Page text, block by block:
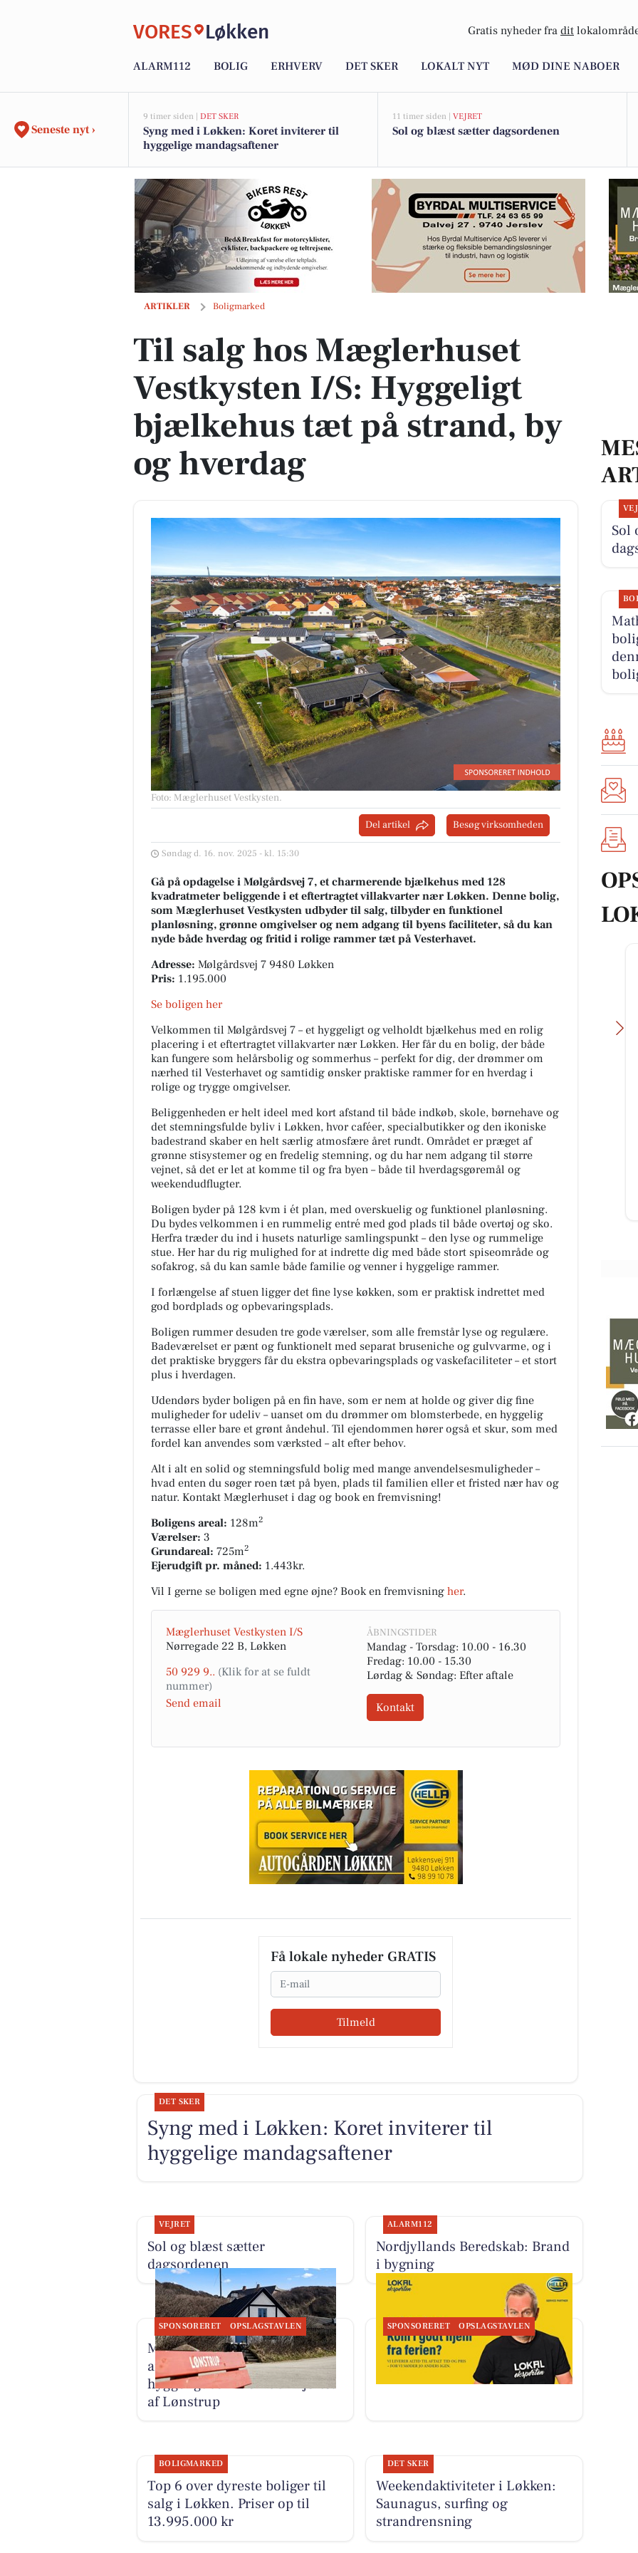
VORES Løkken Gratis nyheder fra dit
ALARM112 BOLIG ERHVERV DET SKER LOKALT NYT MØD DINE NABOER
Seneste nyt ›
9 timer siden | DET SKER
Syng med i Løkken: Koret inviterer til
hyggelige mandagsaftener
11 timer siden | VEJRET
Sol og blæst sætter dagsordenen
ARTIKLER Boligmarked
Til salg hos Mæglerhuset Vestkysten I/S: Hyggeligt bjælkehus tæt på strand, by og hverdag
Til salg hos Mæglerhuset
Vestkysten I/S: Hyggeligt
bjælkehus tæt på strand, by
og hverdag
Foto: Mæglerhuset Vestkysten.
Del artikel Besøg virksomheden
Søndag d. 16. nov. 2025 - kl. 15:30
Gå på opdagelse i Mølgårdsvej 7, et charmerende bjælkehus med 128
kvadratmeter beliggende i et eftertragtet villakvarter nær Løkken. Denne bolig,
som Mæglerhuset Vestkysten udbyder til salg, tilbyder en funktionel
planløsning, grønne omgivelser og nem adgang til byens faciliteter, så du kan
nyde både hverdag og fritid i rolige rammer tæt på Vesterhavet.
Adresse: Mølgårdsvej 7 9480 Løkken
Pris: 1.195.000
Se boligen her
Velkommen til Mølgårdsvej 7 – et hyggeligt og velholdt bjælkehus med en rolig
placering i et eftertragtet villakvarter nær Løkken. Her får du en bolig, der både
kan fungere som helårsbolig og sommerhus – perfekt for dig, der drømmer om
nærhed til Vesterhavet og samtidig ønsker praktiske rammer for en hverdag i
rolige og trygge omgivelser.
Beliggenheden er helt ideel med kort afstand til både indkøb, skole, børnehave og
det stemningsfulde byliv i Løkken, hvor caféer, specialbutikker og den ikoniske
badestrand skaber en helt særlig atmosfære året rundt. Området er præget af
grønne stisystemer og en fredelig stemning, og du har nem adgang til større
vejnet, så det er let at komme til og fra byen – både til hverdagsgøremål og
weekendudflugter.
Boligen byder på 128 kvm i ét plan, med overskuelig og funktionel planløsning.
Du bydes velkommen i en rummelig entré med god plads til både overtøj og sko.
Herfra træder du ind i husets naturlige samlingspunkt – den lyse og rummelige
stue. Her har du rig mulighed for at indrette dig med både stort spiseområde og
sofakrog, så du kan samle både familie og venner i hyggelige rammer.
I forlængelse af stuen ligger det fine lyse køkken, som er praktisk indrettet med
god bordplads og opbevaringsplads.
Boligen rummer desuden tre gode værelser, som alle fremstår lyse og regulære.
Badeværelset er pænt og funktionelt med separat bruseniche og gulvvarme, og i
det praktiske bryggers får du ekstra opbevaringsplads og vaskefaciliteter – et stort
plus i hverdagen.
Udendørs byder boligen på en fin have, som er nem at holde og giver dig fine
muligheder for udeliv – uanset om du drømmer om blomsterbede, en hyggelig
terrasse eller bare et grønt åndehul. Til ejendommen hører også et skur, som med
fordel kan anvendes som værksted – alt efter behov.
Alt i alt en solid og stemningsfuld bolig med mange anvendelsesmuligheder –
hvad enten du søger roen tæt på byen, plads til familien eller et fristed nær hav og
natur. Kontakt Mæglerhuset i dag og book en fremvisning!
Boligens areal: 128m2
Værelser: 3
Grundareal: 725m2
Ejerudgift pr. måned: 1.443kr.
Vil I gerne se boligen med egne øjne? Book en fremvisning her.
Mæglerhuset Vestkysten I/S
Nørregade 22 B, Løkken
50 929 9..
Send email
ÅBNINGSTIDER
Mandag - Torsdag: 10.00 - 16.30
Fredag: 10.00 - 15.30
Lørdag & Søndag: Efter aftale
Kontakt
Få lokale nyheder GRATIS
Email
Tilmeld
Sol
Autogården Løkken
🚗 Kom du godt hjem fra ferien?
Har bilen været med på
sommerens eventyr? Efter mange
kilometer på motorvejene og varme
dage...
Åbn opslaget
Houen Life Power
Jeg var der for alle andre. Bare ikke
for mig selv. En tur i skoven med
barnevognen ❤️ Og midt på stien
kom tanken. Jeg hu...
Åbn opslaget
DET SKER
Syng med i Løkken: Koret inviterer til
hyggelige mandagsaftener
VEJRET
Sol og blæst sætter
dagsordenen
ALARM112
Nordjyllands Beredskab: Brand
i bygning
SPONSORERET OPSLAGSTAVLEN
Mæglerhuset Vestkysten I/S
annoncerer ny pris på
hyggeligt sommerhus i hjertet
af Lønstrup
SPONSORERET OPSLAGSTAVLEN
Autogården Løkken tilbyder
grundigt biltjek efter ferien
BOLIGMARKED
Top 6 over dyreste boliger til
salg i Løkken. Priser op til
13.995.000 kr
DET SKER
Weekendaktiviteter i Løkken:
Saunagus, surfing og
strandrensning